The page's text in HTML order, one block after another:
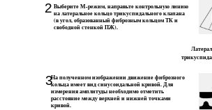
2 Выберите М-режим, направьте контрольную линию
на латеральное кольцо трикуспидального клапана
(в угол, образованный фиброзным кольцом ТК и
свободной стенкой ПЖ).
3На полученном изображении движение фиброзного
кольца имеет вид синусоидальной кривой. Для
измерения амплитуды необходимо отметить
расстояние между верхней и нижней точками
кривой.